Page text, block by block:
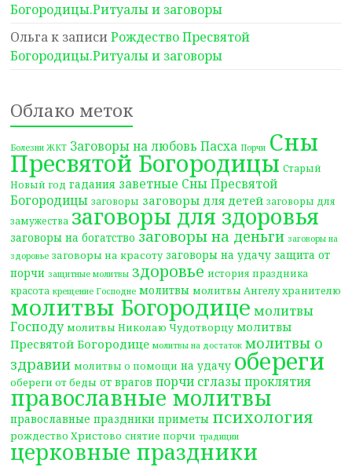
Богородицы.Ритуалы и заговоры
Ольгак записиРождество Пресвятой
Богородицы.Ритуалы и заговоры
Облако меток
Болезни ЖКТ Заговоры на любовь Пасха Порчи Сны
Пресвятой Богородицы Старый
Новый год гадания заветные Сны Пресвятой
Богородицы заговоры заговоры для детей заговоры для
замужества заговоры для здоровья
заговоры на богатство заговоры на деньги заговоры на
здоровье заговоры на красоту заговоры на удачу защита от
порчи защитные молитвы здоровье история праздника
красота крещение Господне молитвы молитвы Ангелу хранителю
молитвы Богородице молитвы
Господу молитвы Николаю Чудотворцу молитвы
Пресвятой Богородице молитвы на достаток молитвы о
здравии молитвы о помощи на удачу обереги
обереги от беды от врагов порчи сглазы проклятия
православные молитвы
православные праздники приметы психология
рождество Христово снятие порчи традиции
церковные праздники